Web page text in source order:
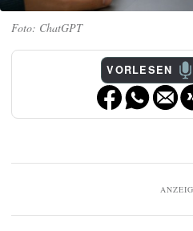
ChatGPT
VORLESEN